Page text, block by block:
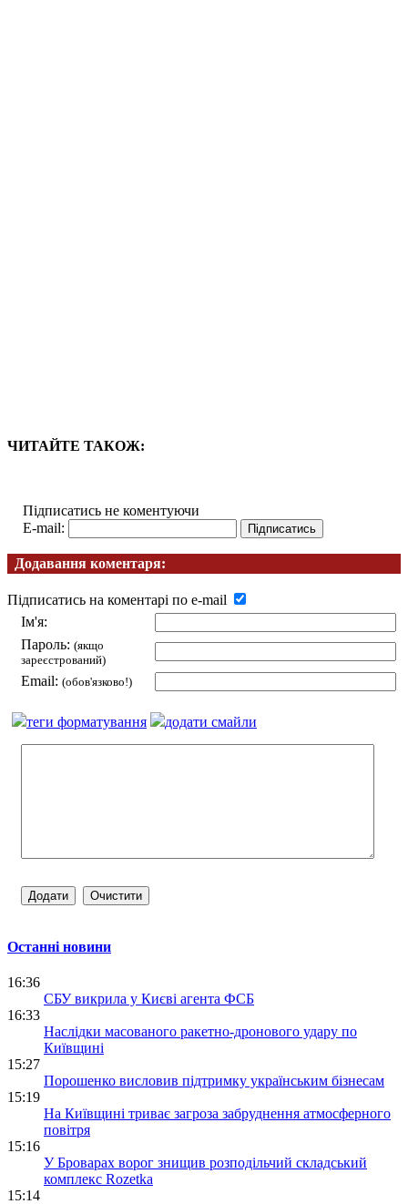
ЧИТАЙТЕ ТАКОЖ:
Підписатись не коментуючи
E-mail:
Додавання коментаря:
Підписатись на коментарі по e-mail
Ім'я:
Пароль: (якщо
зареєстрований)
Email: (обов'язково!)
теги форматування додати смайли
Останні новини
16:36
СБУ викрила у Києві агента ФСБ
16:33
Наслідки масованого ракетно-дронового удару по
Київщині
15:27
Порошенко висловив підтримку українським бізнесам
15:19
На Київщині триває загроза забруднення атмосферного
повітря
15:16
У Броварах ворог знищив розподільчий складський
комплекс Rozetka
15:14